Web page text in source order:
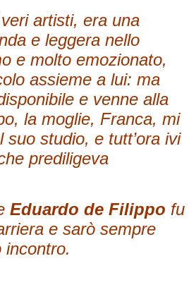
artisti, era una
e leggera nello
e molto emozionato,
assieme a lui: ma
e venne alla
la moglie, Franca, mi
suo studio, e tutt’ora ivi
prediligeva
Eduardo de Filippo fu
e sarò sempre